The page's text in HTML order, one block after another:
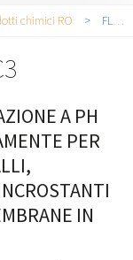
chimici RO > FLOCLEAN MC3
A PH
PER
IN